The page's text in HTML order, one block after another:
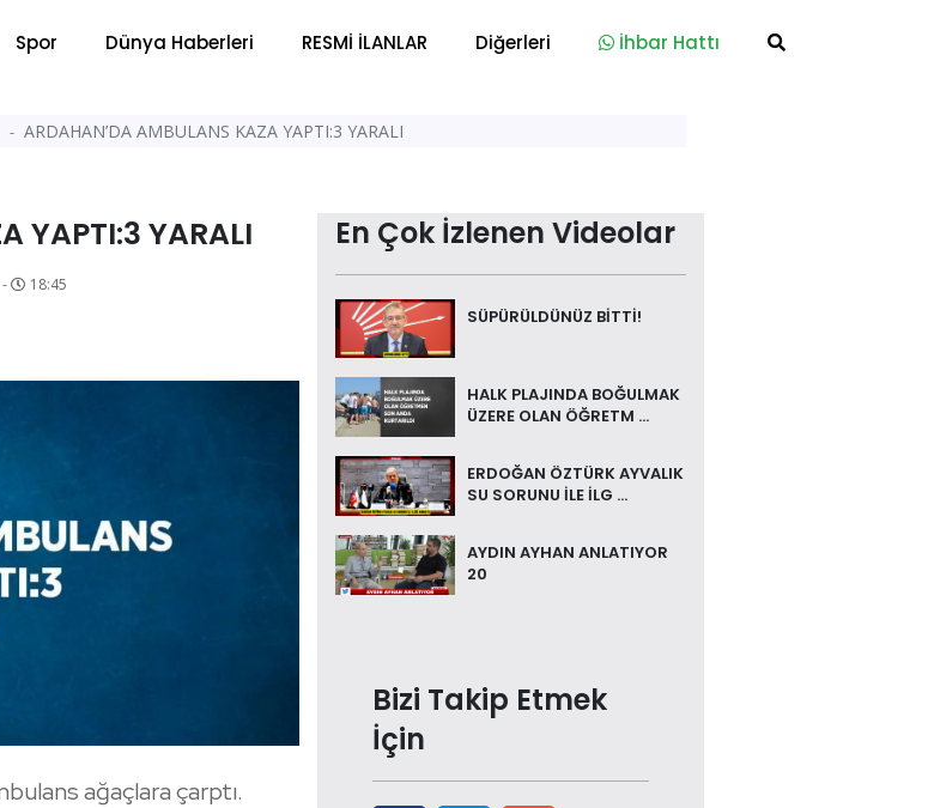
Spor Dünya Haberleri RESMİ İLANLAR Diğerleri İhbar Hattı
ARDAHAN’DA AMBULANS KAZA YAPTI:3 YARALI
YAPTI:3 YARALI
18:45
ağaçlara çarptı.
En Çok İzlenen Videolar
SÜPÜRÜLDÜNÜZ BİTTİ!
HALK PLAJINDA BOĞULMAK
ÜZERE OLAN ÖĞRETM ...
ERDOĞAN ÖZTÜRK AYVALIK
SU SORUNU İLE İLG ...
AYDIN AYHAN ANLATIYOR
20
Bizi Takip Etmek
İçin